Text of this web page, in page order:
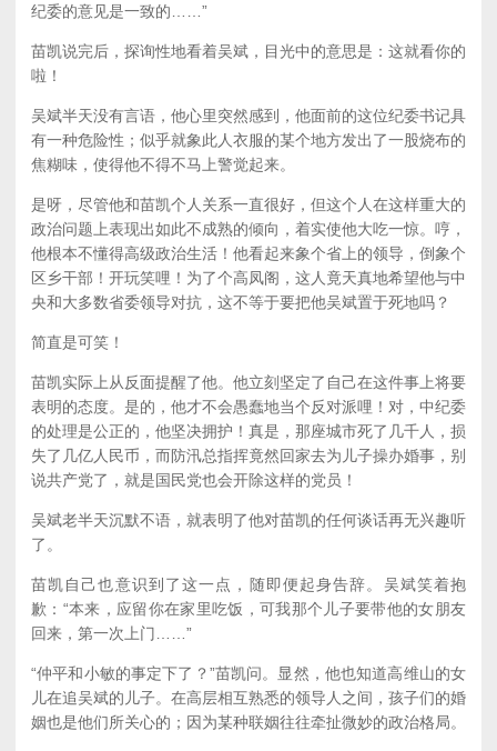
纪委的意见是一致的……”
苗凯说完后，探询性地看着吴斌，目光中的意思是：这就看你的
啦！
吴斌半天没有言语，他心里突然感到，他面前的这位纪委书记具
有一种危险性；似乎就象此人衣服的某个地方发出了一股烧布的
焦糊味，使得他不得不马上警觉起来。
是呀，尽管他和苗凯个人关系一直很好，但这个人在这样重大的
政治问题上表现出如此不成熟的倾向，着实使他大吃一惊。哼，
他根本不懂得高级政治生活！他看起来象个省上的领导，倒象个
区乡干部！开玩笑哩！为了个高凤阁，这人竟天真地希望他与中
央和大多数省委领导对抗，这不等于要把他吴斌置于死地吗？
简直是可笑！
苗凯实际上从反面提醒了他。他立刻坚定了自己在这件事上将要
表明的态度。是的，他才不会愚蠢地当个反对派哩！对，中纪委
的处理是公正的，他坚决拥护！真是，那座城市死了几千人，损
失了几亿人民币，而防汛总指挥竟然回家去为儿子操办婚事，别
说共产党了，就是国民党也会开除这样的党员！
吴斌老半天沉默不语，就表明了他对苗凯的任何谈话再无兴趣听
了。
苗凯自己也意识到了这一点，随即便起身告辞。吴斌笑着抱
歉：“本来，应留你在家里吃饭，可我那个儿子要带他的女朋友
回来，第一次上门……”
“仲平和小敏的事定下了？”苗凯问。显然，他也知道高维山的女
儿在追吴斌的儿子。在高层相互熟悉的领导人之间，孩子们的婚
姻也是他们所关心的；因为某种联姻往往牵扯微妙的政治格局。